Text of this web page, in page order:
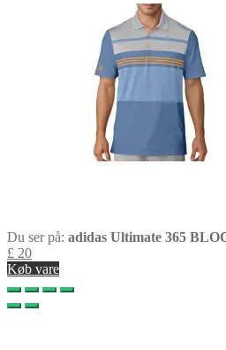
Du ser på: adidas Ultimate 365
£ 20
Køb vare